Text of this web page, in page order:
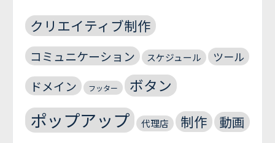
クリエイティブ制作
コミュニケーション スケジュール ツール
ドメイン フッター ボタン
ポップアップ 代理店 制作 動画